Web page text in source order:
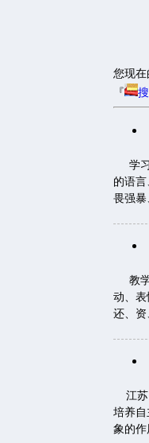
您现在
『
学习
的语
畏强暴
教学
动、
还、
江苏
培养
象的